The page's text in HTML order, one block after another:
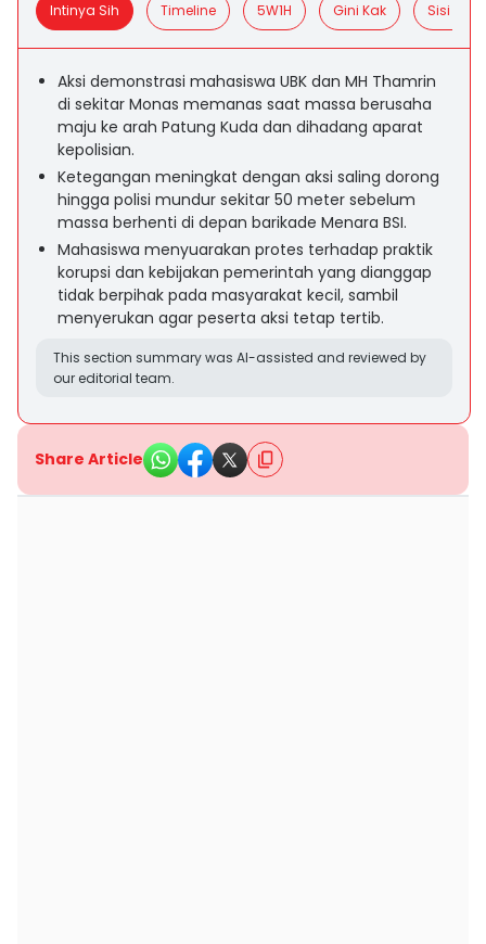
Intinya Sih Timeline 5W1H Gini Kak Sisi
Aksi demonstrasi mahasiswa UBK dan MH Thamrin
di sekitar Monas memanas saat massa berusaha
maju ke arah Patung Kuda dan dihadang aparat
kepolisian.
Ketegangan meningkat dengan aksi saling dorong
hingga polisi mundur sekitar 50 meter sebelum
massa berhenti di depan barikade Menara BSI.
Mahasiswa menyuarakan protes terhadap praktik
korupsi dan kebijakan pemerintah yang dianggap
tidak berpihak pada masyarakat kecil, sambil
menyerukan agar peserta aksi tetap tertib.
This section summary was AI-assisted and reviewed by
our editorial team.
Share Article